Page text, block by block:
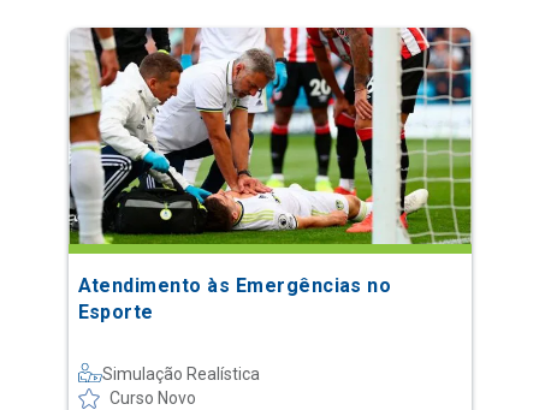
Atendimento às Emergências no
Esporte
Simulação Realística
Curso Novo